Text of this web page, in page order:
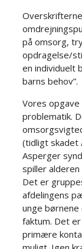
på omsorg,
opdragelse/
en individuelt
barns behov”.​
Vores
problematik.
(tidligt skadet
Asperger
spiller alderen
Det er
afdelingens
unge
faktum. Det
primære